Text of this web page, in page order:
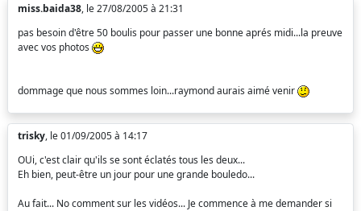
miss.baida38, le 27/08/2005 à 21:31
pas besoin d'être 50 boulis pour passer une bonne aprés midi...la preuve
avec vos photos
dommage que nous sommes loin...raymond aurais aimé venir
trisky, le 01/09/2005 à 14:17
OUi, c'est clair qu'ils se sont éclatés tous les deux...
Eh bien, peut-être un jour pour une grande bouledo...
Au fait... No comment sur les vidéos... Je commence à me demander si